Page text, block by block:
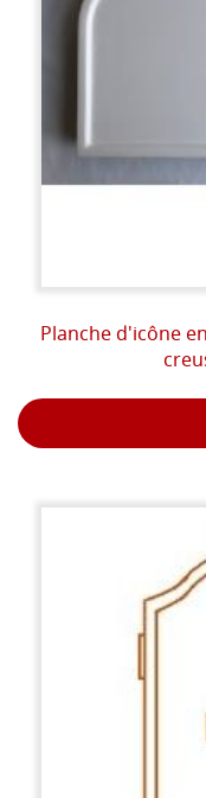
Planche d'icône